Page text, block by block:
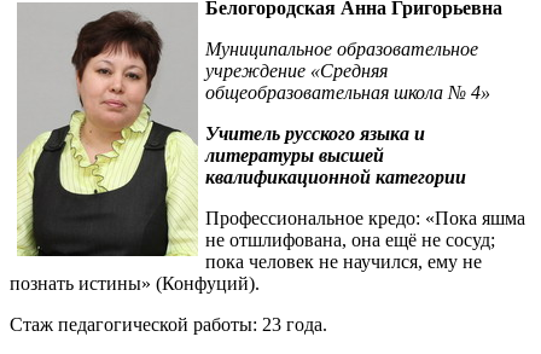
Белогородская Анна Григорьевна
Муниципальное образовательное
учреждение «Средняя
общеобразовательная школа № 4»
Учитель русского языка и
литературы высшей
квалификационной категории
Профессиональное кредо: «Пока яшма
не отшлифована, она ещё не сосуд;
пока человек не научился, ему не
познать истины» (Конфуций).
Стаж педагогической работы: 23 года.